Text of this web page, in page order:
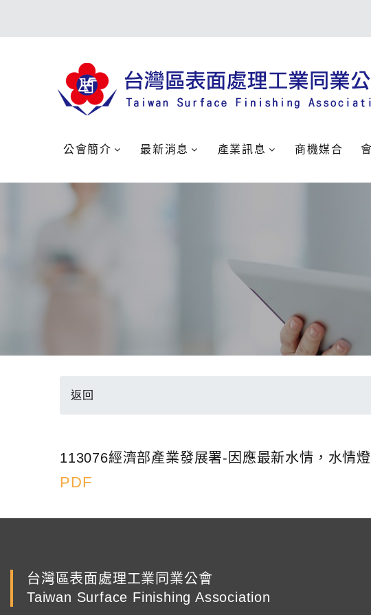
公會簡介 最新消息 產業訊息 商機媒合
返回
113076經濟部產業發展署-因應最新水情，水情
PDF
台灣區表面處理工業同業公會
Taiwan Surface Finishing Association